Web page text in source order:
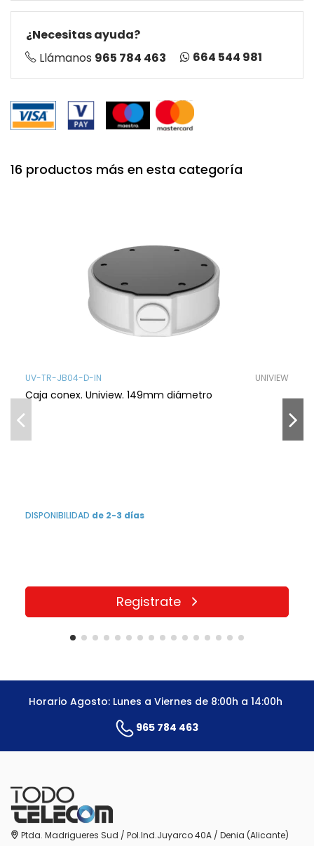
¿Necesitas ayuda?
Llámanos 965 784 463 664 544 981
16 productos más en esta categoría
UV-TR-JB04-D-IN UNIVIEW
Caja conex. Uniview. 149mm diámetro
DISPONIBILIDAD de 2-3 días
Registrate
Horario Agosto: Lunes a Viernes de 8:00h a 14:00h
965 784 463
Ptda. Madrigueres Sud / Pol.Ind.Juyarco 40A / Denia (Alicante)